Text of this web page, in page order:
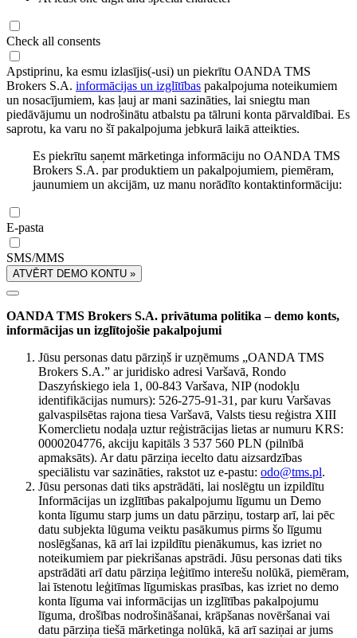
Check all consents
Apstiprinu, ka esmu izlasījis(-usi) un piekrītu OANDA TMS
Brokers S.A. informācijas un izglītības pakalpojuma noteikumiem
un nosacījumiem, kas ļauj ar mani sazināties, lai sniegtu man
piedāvājumu un nodrošinātu atbalstu pa tālruni konta pārvaldībai. Es
saprotu, ka varu no šī pakalpojuma jebkurā laikā atteikties.
Es piekrītu saņemt mārketinga informāciju no OANDA TMS
Brokers S.A. par produktiem un pakalpojumiem, piemēram,
jaunumiem un akcijām, uz manu norādīto kontaktinformāciju:
E-pasta
SMS/MMS
ATVĒRT DEMO KONTU »
OANDA TMS Brokers S.A. privātuma politika – demo konts,
informācijas un izglītojošie pakalpojumi
Jūsu personas datu pārziņš ir uzņēmums „OANDA TMS
Brokers S.A.” ar juridisko adresi Varšavā, Rondo
Daszyńskiego iela 1, 00-843 Varšava, NIP (nodokļu
identifikācijas numurs): 526-275-91-31, par kuru Varšavas
galvaspilsētas rajona tiesa Varšavā, Valsts tiesu reģistra XIII
Komerclietu nodaļa uztur reģistrācijas lietas ar numuru KRS:
0000204776, akciju kapitāls 3 537 560 PLN (pilnībā
apmaksāts). Ar datu pārziņa iecelto datu aizsardzības
speciālistu var sazināties, rakstot uz e-pastu: odo@tms.pl.
Jūsu personas dati tiks apstrādāti, lai noslēgtu un izpildītu
Informācijas un izglītības pakalpojumu līgumu un Demo
konta līgumu starp jums un datu pārziņu, tostarp arī, lai pēc
datu subjekta lūguma veiktu pasākumus pirms šo līgumu
noslēgšanas, kā arī lai izpildītu pienākumus, kas izriet no
noteikumiem par piekrišanas apstrādi. Jūsu personas dati tiks
apstrādāti arī datu pārziņa leģitīmo interešu nolūkā, piemēram,
lai īstenotu leģitīmas līgumiskas prasības, kas izriet no demo
konta līguma vai informācijas un izglītības pakalpojumu
līguma, drošības nodrošināšanai, krāpšanas novēršanai vai
datu pārziņa tiešā mārketinga nolūkā, kā arī saziņai ar jums